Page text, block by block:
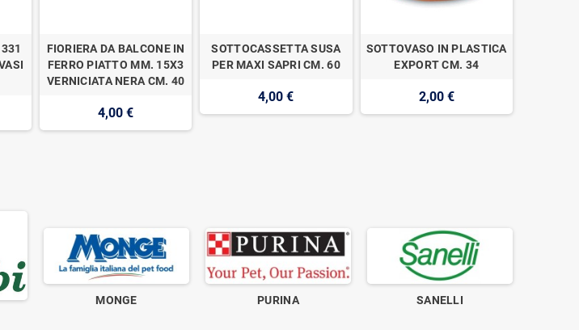
FIORIERA DA BALCONE IN
FERRO PIATTO MM. 15X3
VERNICIATA NERA CM. 40
4,00 €
SOTTOCASSETTA SUSA
PER MAXI SAPRI CM. 60
4,00 €
SOTTOVASO IN PLASTICA
EXPORT CM. 34
2,00 €
MONGE PURINA SANELLI